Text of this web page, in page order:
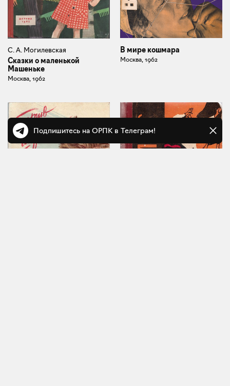
С. А. Могилевская
Сказки о маленькой
Машеньке
Москва, 1962
В мире кошмара
Москва, 1962
Подпишитесь на ОРПК в Телеграм!